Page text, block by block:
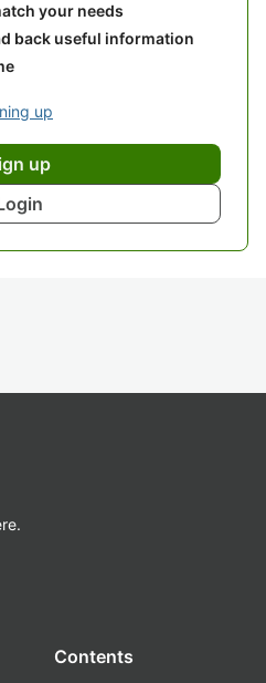
your needs
back useful information
up
up
Contents